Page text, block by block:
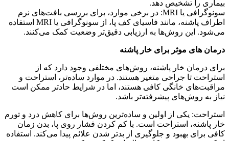
بیماری را تشخیص دهد.
سونوگرافی یا MRI: در برخی موارد، برای بررسی بافت‌های نرم
اطراف پاشنه، مانند فاسیای کف پا، از سونوگرافی یا MRI استفاده
می‌شود. این روش‌ها به ارزیابی دقیق‌تر وضعیت کمک می‌کنند.
درمان ‌های موثر برای خار پاشنه
برای درمان خار پاشنه، روش‌های مختلفی وجود دارد که از
استراحت تا جراحی متغیر هستند. در موارد ساده‌تر، استراحت و
مراقبت‌های خانگی کافی هستند، اما در شرایط حادتر ممکن است
نیاز به روش‌های پیشرفته‌تر باشد.
استراحت: یکی از اولین و ساده‌ترین روش‌ها برای کاهش درد و تورم
خار پاشنه، استراحت است. با کم کردن فشار روی پا، بدن زمان
کافی برای بهبود و جلوگیری از بدتر شدن علائم پیدا می‌کند. استفاده